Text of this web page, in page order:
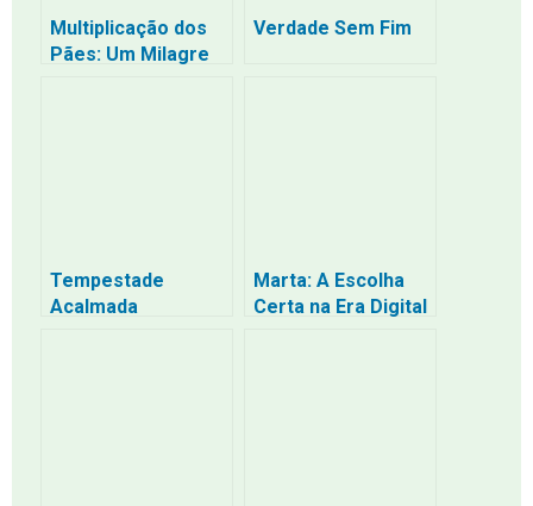
Multiplicação dos
Pães: Um Milagre
Verdade Sem Fim
Tempestade
Acalmada
Marta: A Escolha
Certa na Era Digital